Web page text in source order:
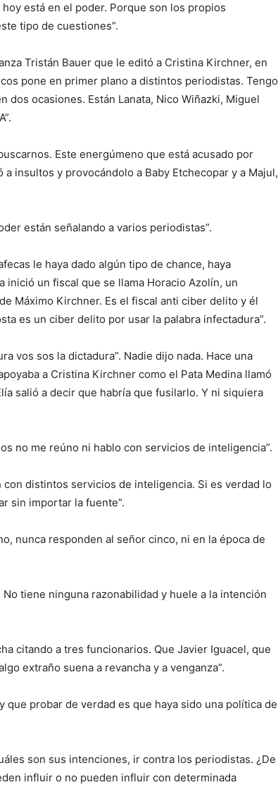
está en el poder. Porque son los propios
tipo de cuestiones”.
Tristán Bauer que le editó a Cristina Kirchner, en
pone en primer plano a distintos periodistas. Tengo
dos ocasiones. Están Lanata, Nico Wiñazki, Miguel
Este energúmeno que está acusado por
insultos y provocándolo a Baby Etchecopar y a Majul,
están señalando a varios periodistas”.
le haya dado algún tipo de chance, haya
un fiscal que se llama Horacio Azolín, un
Máximo Kirchner. Es el fiscal anti ciber delito y él
es un ciber delito por usar la palabra infectadura”.
vos sos la dictadura”. Nadie dijo nada. Hace una
a Cristina Kirchner como el Pata Medina llamó
salió a decir que habría que fusilarlo. Y ni siquiera
no me reúno ni hablo con servicios de inteligencia”.
distintos servicios de inteligencia. Si es verdad lo
sin importar la fuente”.
nunca responden al señor cinco, ni en la época de
tiene ninguna razonabilidad y huele a la intención
citando a tres funcionarios. Que Javier Iguacel, que
extraño suena a revancha y a venganza”.
probar de verdad es que haya sido una política de
son sus intenciones, ir contra los periodistas. ¿De
influir o no pueden influir con determinada